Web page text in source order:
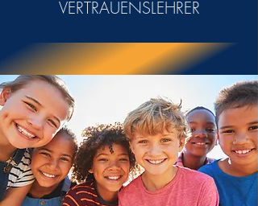
VERTRAUENSLEHRER